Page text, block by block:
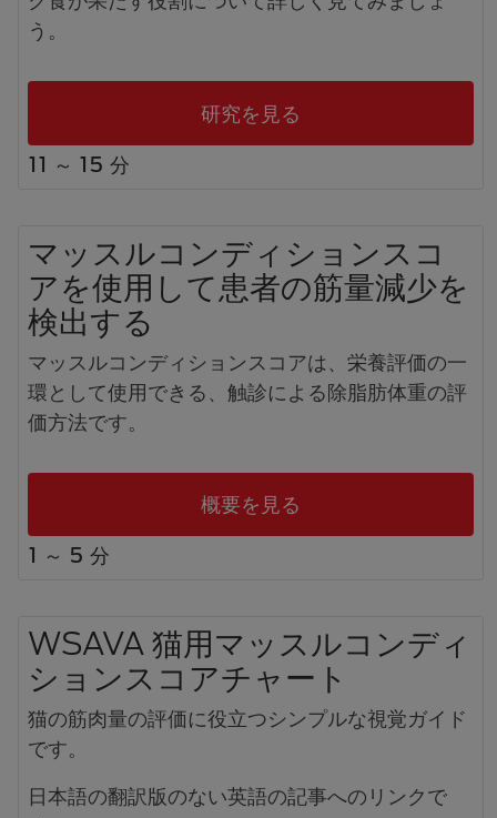
う。
研究を見る
11 ～ 15 分
マッスルコンディションスコ
アを使用して患者の筋量減少を
検出する
マッスルコンディションスコアは、栄養評価の一
環として使用できる、触診による除脂肪体重の評
価方法です。
概要を見る
1 ～ 5 分
WSAVA 猫用マッスルコンディ
ションスコアチャート
猫の筋肉量の評価に役立つシンプルな視覚ガイド
です。
日本語の翻訳版のない英語の記事へのリンクで